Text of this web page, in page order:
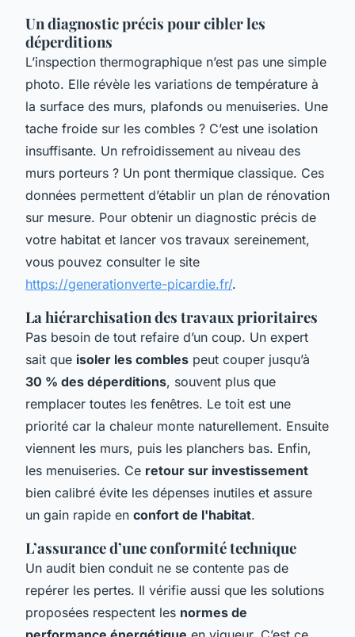
Un diagnostic précis pour cibler les
déperditions
L’inspection thermographique n’est pas une simple
photo. Elle révèle les variations de température à
la surface des murs, plafonds ou menuiseries. Une
tache froide sur les combles ? C’est une isolation
insuffisante. Un refroidissement au niveau des
murs porteurs ? Un pont thermique classique. Ces
données permettent d’établir un plan de rénovation
sur mesure. Pour obtenir un diagnostic précis de
votre habitat et lancer vos travaux sereinement,
vous pouvez consulter le site
https://generationverte-picardie.fr/.
La hiérarchisation des travaux prioritaires
Pas besoin de tout refaire d’un coup. Un expert
sait que isoler les combles peut couper jusqu’à
30 % des déperditions, souvent plus que
remplacer toutes les fenêtres. Le toit est une
priorité car la chaleur monte naturellement. Ensuite
viennent les murs, puis les planchers bas. Enfin,
les menuiseries. Ce retour sur investissement
bien calibré évite les dépenses inutiles et assure
un gain rapide en confort de l'habitat.
L’assurance d’une conformité technique
Un audit bien conduit ne se contente pas de
repérer les pertes. Il vérifie aussi que les solutions
proposées respectent les normes de